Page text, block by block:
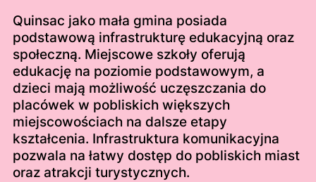
Quinsac jako mała gmina posiada
podstawową infrastrukturę edukacyjną oraz
społeczną. Miejscowe szkoły oferują
edukację na poziomie podstawowym, a
dzieci mają możliwość uczęszczania do
placówek w pobliskich większych
miejscowościach na dalsze etapy
kształcenia. Infrastruktura komunikacyjna
pozwala na łatwy dostęp do pobliskich miast
oraz atrakcji turystycznych.